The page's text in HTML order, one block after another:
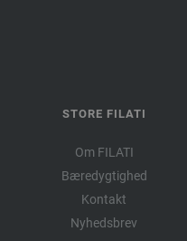
STORE FILATI
Om FILATI
Bæredygtighed
Kontakt
Nyhedsbrev